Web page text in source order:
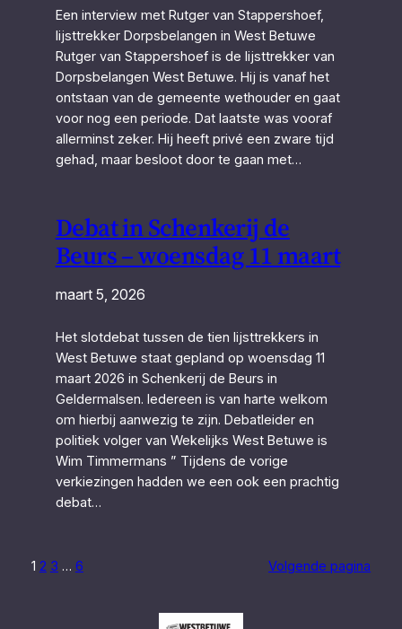
Een interview met Rutger van Stappershoef,
lijsttrekker Dorpsbelangen in West Betuwe
Rutger van Stappershoef is de lijsttrekker van
Dorpsbelangen West Betuwe. Hij is vanaf het
ontstaan van de gemeente wethouder en gaat
voor nog een periode. Dat laatste was vooraf
allerminst zeker. Hij heeft privé een zware tijd
gehad, maar besloot door te gaan met…
Debat in Schenkerij de
Beurs – woensdag 11 maart
maart 5, 2026
Het slotdebat tussen de tien lijsttrekkers in
West Betuwe staat gepland op woensdag 11
maart 2026 in Schenkerij de Beurs in
Geldermalsen. Iedereen is van harte welkom
om hierbij aanwezig te zijn. Debatleider en
politiek volger van Wekelijks West Betuwe is
Wim Timmermans ” Tijdens de vorige
verkiezingen hadden we een ook een prachtig
debat…
1 2 3 … 6 Volgende pagina